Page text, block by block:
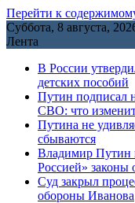
Перейти к
Суббота, 8 августа,
Лента
В России
детских пособий
Путин подписал
СВО: что
Путина не
сбываются
Владимир Путин
Россией» законы
Cуд закрыл
обороны Иванова